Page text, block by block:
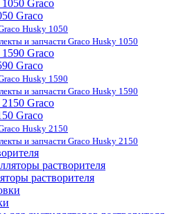
Graco
Husky 1050
и запчасти Graco Husky 1050
Graco
Husky 1590
и запчасти Graco Husky 1590
Graco
Husky 2150
и запчасти Graco Husky 2150
растворителя